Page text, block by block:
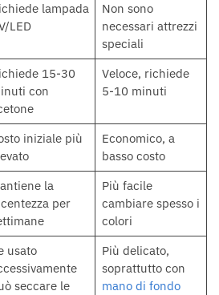
lampada
LED
Non sono
necessari attrezzi
speciali
15-30
con
Veloce, richiede
5-10 minuti
iniziale più
Economico, a
basso costo
la
per
Più facile
cambiare spesso i
colori
usato
seccare le
Più delicato,
soprattutto con
mano di fondo